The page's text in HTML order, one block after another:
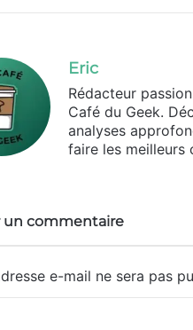
Eric
Rédacteur
Café du Geek.
analyses
faire les meilleurs
un commentaire
e-mail ne sera pas